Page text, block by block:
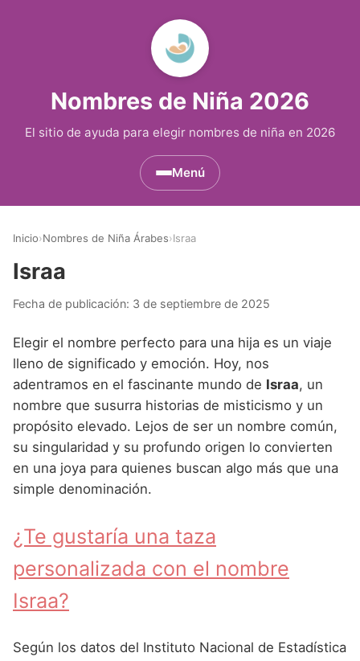
Nombres de Niña 2026
El sitio de ayuda para elegir nombres de niña en 2026
Menú
Nombres de Niña que empiezan por D
Nombres de Niña que empiezan por E
Nombres de Niña que empiezan por F
Nombres de Niña que empiezan por G
Nombres de Niña que empiezan por H
Nombres de Niña que empiezan por J
Nombres de Niña que empiezan por K
Nombres de Niña Egipcios
Nombres de Niña Griegos
Nombres de Niña Romanos
Nombres de Niña Vikingos
Nombres de Niña Americanos
Nombres de Niña Chinos
Nombres de Niña Franceses
Nombres de Niña Hispanoamericanos
Nombres de Niña Ingleses
Nombres de Niña Japoneses
Nombres de Niña Judios
Nombres de Niña Portugueses
Nombres de Niña Andaluces
Nombres de Niña Aragoneses
Nombres de Niña Asturianos
Nombres de Niña Baleares
Nombres de Niña Canarios
Nombres de Niña Castellanos
Nombres de Niña Catalanes
Nombres de Niña Gallegos
Buscar
Inicio›Nombres de Niña Árabes›Israa
Israa
Fecha de publicación: 3 de septiembre de 2025
Elegir el nombre perfecto para una hija es un viaje
lleno de significado y emoción. Hoy, nos
adentramos en el fascinante mundo de Israa, un
nombre que susurra historias de misticismo y un
propósito elevado. Lejos de ser un nombre común,
su singularidad y su profundo origen lo convierten
en una joya para quienes buscan algo más que una
simple denominación.
¿Te gustaría una taza
personalizada con el nombre
Israa?
Según los datos del Instituto Nacional de Estadística